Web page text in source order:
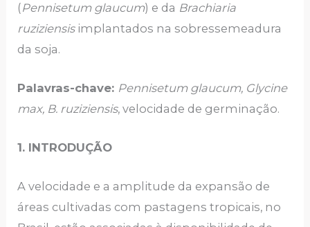
(Pennisetum glaucum) e da Brachiaria
ruziziensis implantados na sobressemeadura
da soja.
Palavras-chave: Pennisetum glaucum, Glycine
max, B. ruziziensis, velocidade de germinação.
1. INTRODUÇÃO
A velocidade e a amplitude da expansão de
áreas cultivadas com pastagens tropicais, no